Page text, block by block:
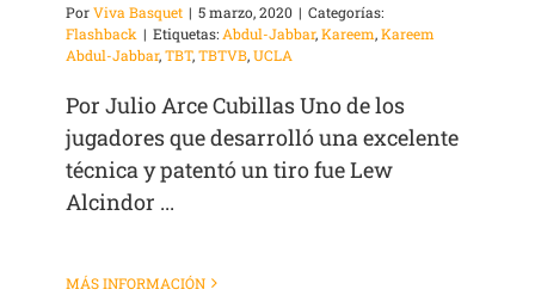
PorViva Basquet | 5 marzo, 2020 | Categorías:
Flashback | Etiquetas: Abdul-Jabbar,Kareem,Kareem
Abdul-Jabbar,TBT,TBTVB,UCLA
Por Julio Arce Cubillas Uno de los
jugadores que desarrolló una excelente
técnica y patentó un tiro fue Lew
Alcindor ...
MÁS INFORMACIÓN